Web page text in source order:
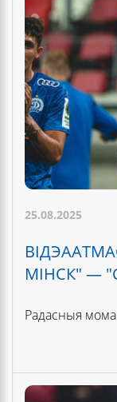
25.08.2025
МІНСК" —
Радасныя